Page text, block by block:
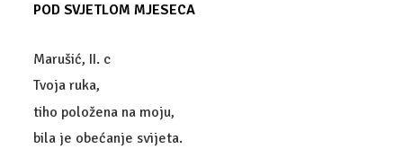
POD SVJETLOM MJESECA
Marušić, II. c
Tvoja ruka,
tiho položena na moju,
bila je obećanje svijeta.
CARINSKI TEHNIČAR
ADMINISTRATIVNI TAJNIK